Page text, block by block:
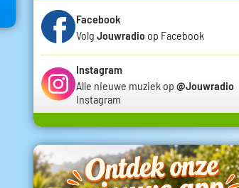
Facebook
Volg Jouwradio op Facebook
Instagram
Alle nieuwe muziek op @Jouwradio
Instagram